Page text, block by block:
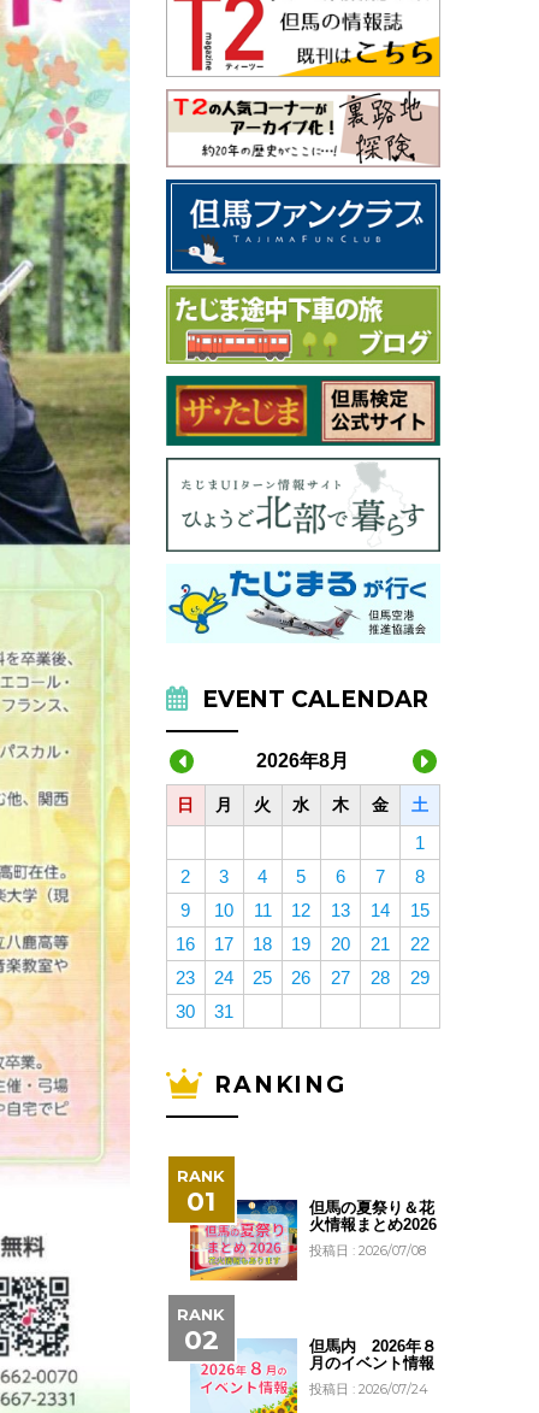
EVENT CALENDAR
2026年8月
日 月 火 水 木 金 土
1
2
3 4 5 6 7
8
9
10 11 12 13 14
15
16
17 18 19 20 21
22
23
24 25 26 27 28
29
30
31
RANKING
但馬の夏祭り＆花
火情報まとめ2026
投稿日 : 2026/07/08
但馬内 2026年８
月のイベント情報
投稿日 : 2026/07/24